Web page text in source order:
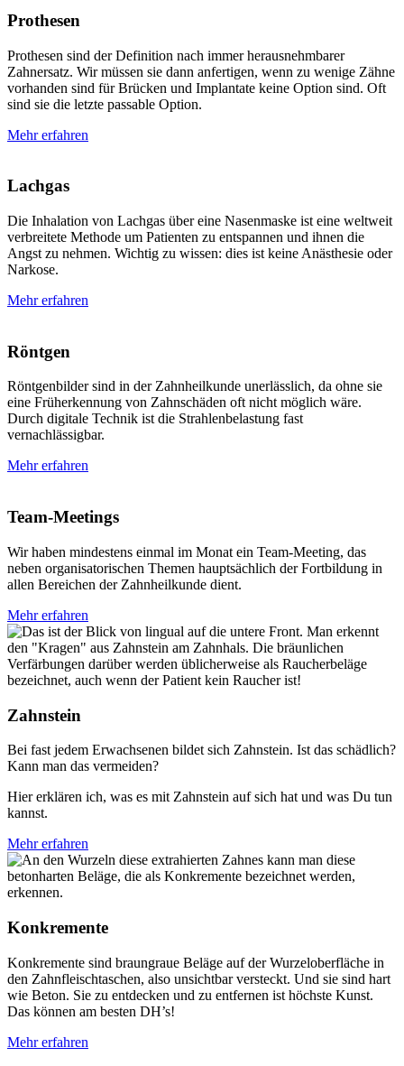
Prothesen
Prothesen sind der Definition nach immer herausnehmbarer
Zahnersatz. Wir müssen sie dann anfertigen, wenn zu wenige Zähne
vorhanden sind für Brücken und Implantate keine Option sind. Oft
sind sie die letzte passable Option.
Mehr erfahren
Lachgas
Die Inhalation von Lachgas über eine Nasenmaske ist eine weltweit
verbreitete Methode um Patienten zu entspannen und ihnen die
Angst zu nehmen. Wichtig zu wissen: dies ist keine Anästhesie oder
Narkose.
Mehr erfahren
Röntgen
Röntgenbilder sind in der Zahnheilkunde unerlässlich, da ohne sie
eine Früherkennung von Zahnschäden oft nicht möglich wäre.
Durch digitale Technik ist die Strahlenbelastung fast
vernachlässigbar.
Mehr erfahren
Team-Meetings
Wir haben mindestens einmal im Monat ein Team-Meeting, das
neben organisatorischen Themen hauptsächlich der Fortbildung in
allen Bereichen der Zahnheilkunde dient.
Mehr erfahren
Zahnstein
Bei fast jedem Erwachsenen bildet sich Zahnstein. Ist das schädlich?
Kann man das vermeiden?
Hier erklären ich, was es mit Zahnstein auf sich hat und was Du tun
kannst.
Mehr erfahren
Konkremente
Konkremente sind braungraue Beläge auf der Wurzeloberfläche in
den Zahnfleischtaschen, also unsichtbar versteckt. Und sie sind hart
wie Beton. Sie zu entdecken und zu entfernen ist höchste Kunst.
Das können am besten DH’s!
Mehr erfahren